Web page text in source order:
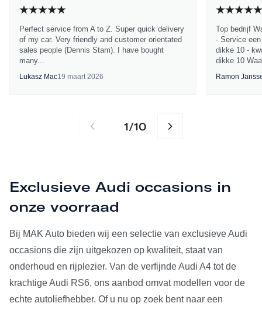
Perfect service from A to Z. Super quick delivery
of my car. Very friendly and customer orientated
sales people (Dennis Stam). I have bought
many...
Lukasz Mac19 maart 2026
Top bedrijf
- Service
dikke 10 -
dikke 10
Ramon
1/10
Exclusieve Audi occasions in
onze voorraad
Bij MAK Auto bieden wij een selectie van exclusieve Audi
occasions die zijn uitgekozen op kwaliteit, staat van
onderhoud en rijplezier. Van de verfijnde Audi A4 tot de
krachtige Audi RS6, ons aanbod omvat modellen voor de
echte autoliefhebber. Of u nu op zoek bent naar een